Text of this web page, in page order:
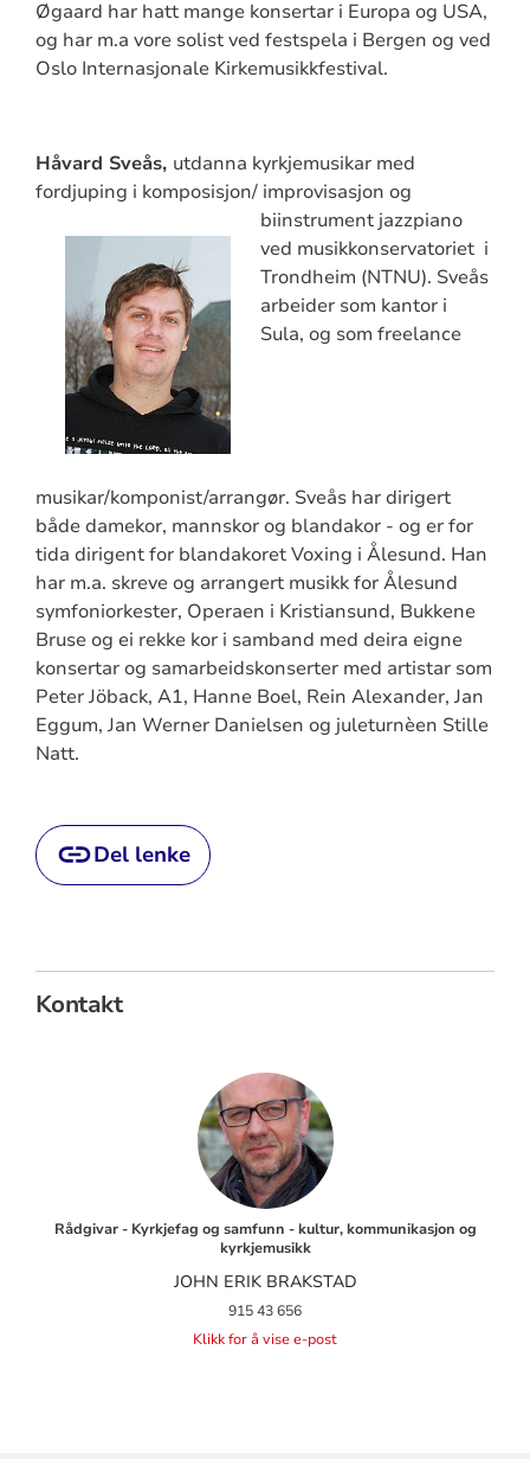
Øgaard har hatt mange konsertar i Europa og USA,
og har m.a vore solist ved festspela i Bergen og ved
Oslo Internasjonale Kirkemusikkfestival.
Håvard Sveås, utdanna kyrkjemusikar med
fordjuping i komposisjon/ improvisasjon og
biinstrument jazzpiano
ved musikkonservatoriet i
Trondheim (NTNU). Sveås
arbeider som kantor i
Sula, og som freelance
musikar/komponist/arrangør. Sveås har dirigert
både damekor, mannskor og blandakor - og er for
tida dirigent for blandakoret Voxing i Ålesund. Han
har m.a. skreve og arrangert musikk for Ålesund
symfoniorkester, Operaen i Kristiansund, Bukkene
Bruse og ei rekke kor i samband med deira eigne
konsertar og samarbeidskonserter med artistar som
Peter Jöback, A1, Hanne Boel, Rein Alexander, Jan
Eggum, Jan Werner Danielsen og juleturnèen Stille
Natt.
Del lenke
Kontakt
Rådgivar - Kyrkjefag og samfunn - kultur, kommunikasjon og
kyrkjemusikk
JOHN ERIK BRAKSTAD
915 43 656
Klikk for å vise e-post